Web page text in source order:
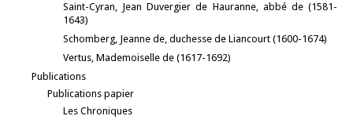
Saint-Cyran, Jean Duvergier de Hauranne, abbé de (1581-
1643)
Schomberg, Jeanne de, duchesse de Liancourt (1600-1674)
Vertus, Mademoiselle de (1617-1692)
Publications
Publications papier
Les Chroniques